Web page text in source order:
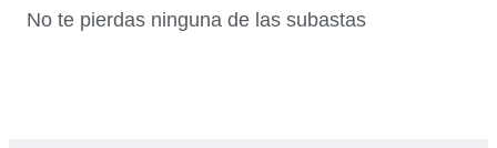
No te pierdas ninguna de las subastas